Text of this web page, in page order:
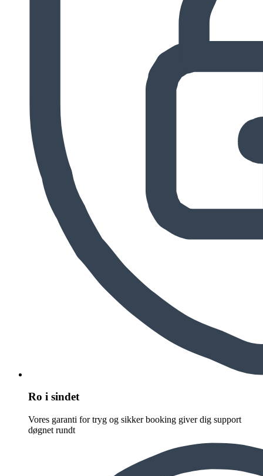
Ro i sindet
Vores garanti for tryg og sikker booking giver dig support
døgnet rundt